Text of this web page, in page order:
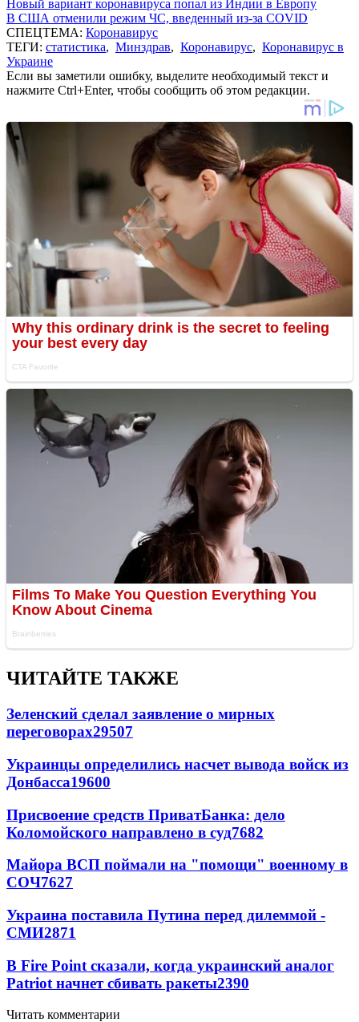
Новый вариант коронавируса попал из Индии в Европу
В США отменили режим ЧС, введенный из-за COVID
СПЕЦТЕМА: Коронавирус
ТЕГИ: статистика, Минздрав, Коронавирус, Коронавирус в
Украине
Если вы заметили ошибку, выделите необходимый текст и
нажмите Ctrl+Enter, чтобы сообщить об этом редакции.
ЧИТАЙТЕ ТАКЖЕ
Зеленский сделал заявление о мирных
переговорах29507
Украинцы определились насчет вывода войск из
Донбасса19600
Присвоение средств ПриватБанка: дело
Коломойского направлено в суд7682
Майора ВСП поймали на "помощи" военному в
СОЧ7627
Украина поставила Путина перед дилеммой -
СМИ2871
В Fire Point сказали, когда украинский аналог
Patriot начнет сбивать ракеты2390
Читать комментарии